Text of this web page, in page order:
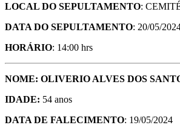
LOCAL DO SEPULTAMENTO:
DATA DO SEPULTAMENTO: 20/05/
HORÁRIO: 14:00 hrs
NOME: OLIVERIO ALVES DOS
IDADE: 54 anos
DATA DE FALECIMENTO: 19/05/2024